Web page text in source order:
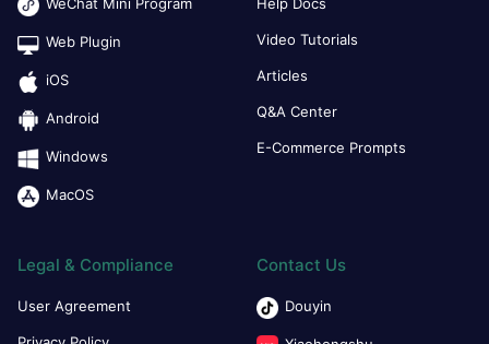
Web Plugin
iOS
Android
Windows
MacOS
Video Tutorials
Articles
Q&A Center
E-Commerce Prompts
Legal & Compliance
User Agreement
Contact Us
Douyin